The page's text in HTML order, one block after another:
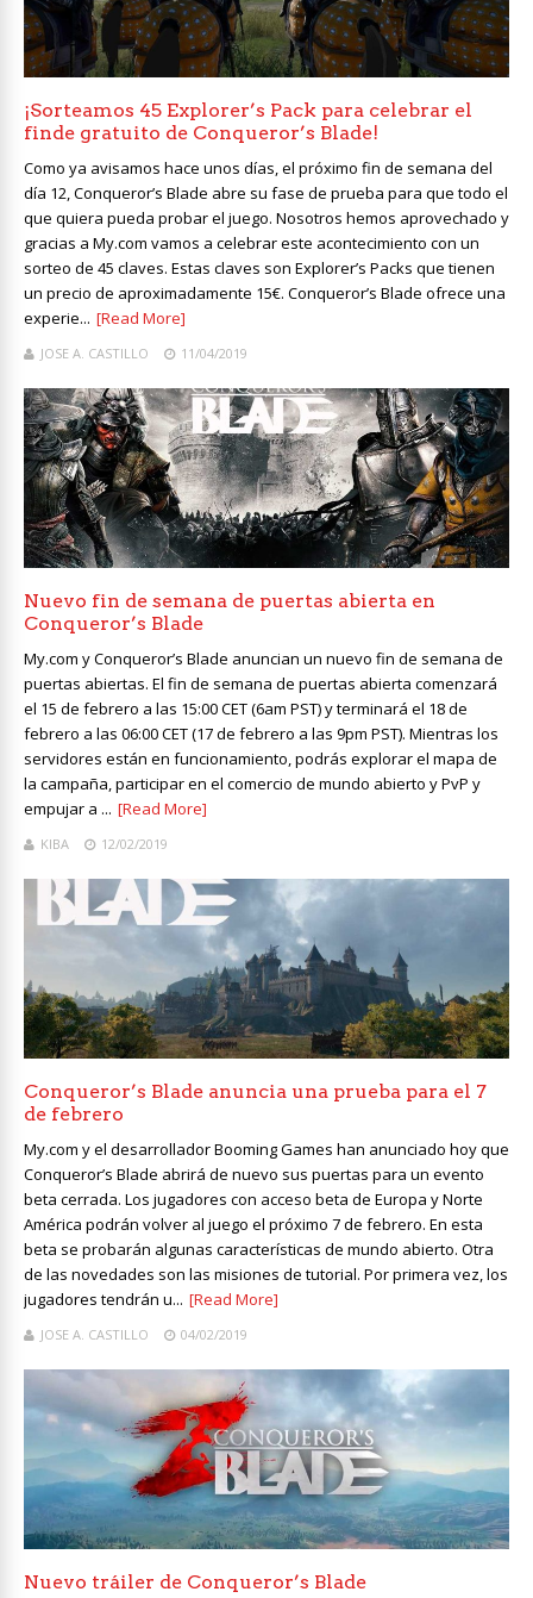
¡Sorteamos 45 Explorer’s Pack para celebrar el
finde gratuito de Conqueror’s Blade!
Como ya avisamos hace unos días, el próximo fin de semana del
día 12, Conqueror’s Blade abre su fase de prueba para que todo el
que quiera pueda probar el juego. Nosotros hemos aprovechado y
gracias a My.com vamos a celebrar este acontecimiento con un
sorteo de 45 claves. Estas claves son Explorer’s Packs que tienen
un precio de aproximadamente 15€. Conqueror’s Blade ofrece una
experie... [Read More]
JOSE A. CASTILLO 11/04/2019
Nuevo fin de semana de puertas abierta en
Conqueror’s Blade
My.com y Conqueror’s Blade anuncian un nuevo fin de semana de
puertas abiertas. El fin de semana de puertas abierta comenzará
el 15 de febrero a las 15:00 CET (6am PST) y terminará el 18 de
febrero a las 06:00 CET (17 de febrero a las 9pm PST). Mientras los
servidores están en funcionamiento, podrás explorar el mapa de
la campaña, participar en el comercio de mundo abierto y PvP y
empujar a ... [Read More]
KIBA 12/02/2019
Conqueror’s Blade anuncia una prueba para el 7
de febrero
My.com y el desarrollador Booming Games han anunciado hoy que
Conqueror’s Blade abrirá de nuevo sus puertas para un evento
beta cerrada. Los jugadores con acceso beta de Europa y Norte
América podrán volver al juego el próximo 7 de febrero. En esta
beta se probarán algunas características de mundo abierto. Otra
de las novedades son las misiones de tutorial. Por primera vez, los
jugadores tendrán u... [Read More]
JOSE A. CASTILLO 04/02/2019
Nuevo tráiler de Conqueror’s Blade